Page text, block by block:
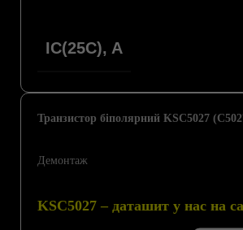
Транзистор біполярний KSC5027
Демонтаж
KSC5027 – даташит у нас на
IC(25C), A